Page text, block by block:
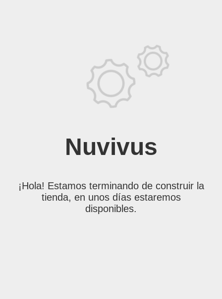
Nuvivus
¡Hola! Estamos terminando de construir la
tienda, en unos días estaremos
disponibles.